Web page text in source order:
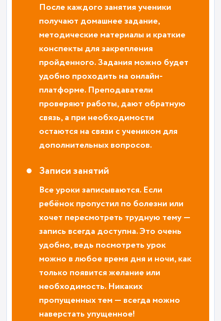
После каждого занятия ученики
получают домашнее задание,
методические материалы и краткие
конспекты для закрепления
пройденного. Задания можно будет
удобно проходить на онлайн-
платформе. Преподаватели
проверяют работы, дают обратную
связь, а при необходимости
остаются на связи с учеником для
дополнительных вопросов.
Записи занятий
Все уроки записываются. Если
ребёнок пропустил по болезни или
хочет пересмотреть трудную тему —
запись всегда доступна. Это очень
удобно, ведь посмотреть урок
можно в любое время дня и ночи, как
только появится желание или
необходимость. Никаких
пропущенных тем — всегда можно
наверстать упущенное!